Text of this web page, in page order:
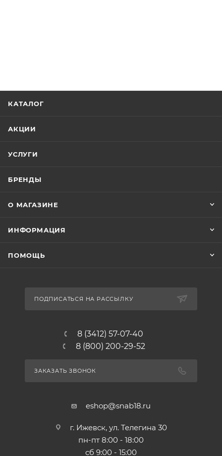
КАТАЛОГ
АКЦИИ
УСЛУГИ
БРЕНДЫ
О МАГАЗИНЕ
ИНФОРМАЦИЯ
ПОМОЩЬ
ПОДПИСАТЬСЯ НА РАССЫЛКУ
8 (3412) 57-07-40
8 (800) 200-29-52
ЗАКАЗАТЬ ЗВОНОК
eshop@snab18.ru
г. Ижевск, ул. Телегина 30
пн-пт 8:00 - 18:00
сб 9:00 - 15:00